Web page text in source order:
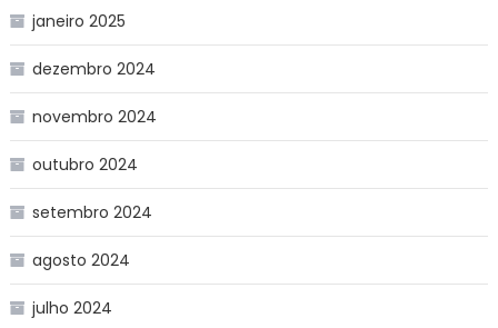
janeiro 2025
dezembro 2024
novembro 2024
outubro 2024
setembro 2024
agosto 2024
julho 2024